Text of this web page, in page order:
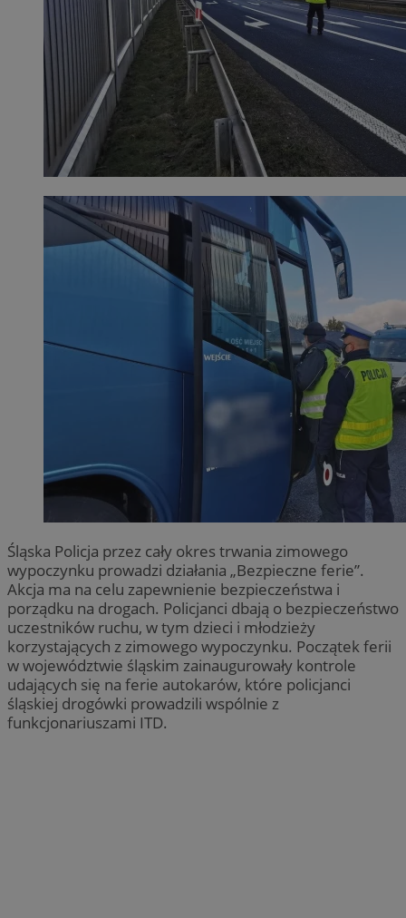
Śląska Policja przez cały okres trwania zimowego
wypoczynku prowadzi działania „Bezpieczne ferie”.
Akcja ma na celu zapewnienie bezpieczeństwa i
porządku na drogach. Policjanci dbają o bezpieczeństwo
uczestników ruchu, w tym dzieci i młodzieży
korzystających z zimowego wypoczynku. Początek ferii
w województwie śląskim zainaugurowały kontrole
udających się na ferie autokarów, które policjanci
śląskiej drogówki prowadzili wspólnie z
funkcjonariuszami ITD.